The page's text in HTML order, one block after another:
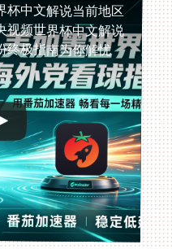
杯中文解说当前地区
视频世界杯中文解说
终极指南为你解忧